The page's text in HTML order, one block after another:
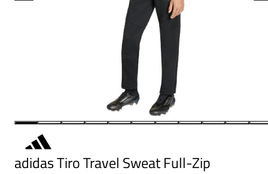
adidas Tiro Travel Sweat Full-Zip